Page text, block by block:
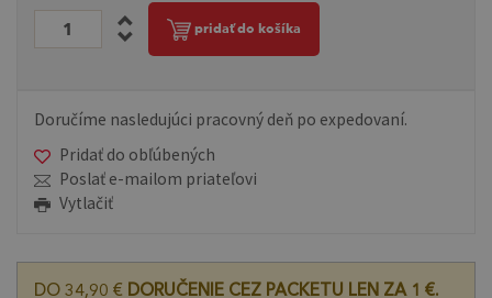
pridať do košíka
Doručíme nasledujúci pracovný deň po expedovaní.
Pridať do obľúbených
Poslať e-mailom priateľovi
Vytlačiť
DO 34,90 € DORUČENIE CEZ PACKETU LEN ZA 1 €.